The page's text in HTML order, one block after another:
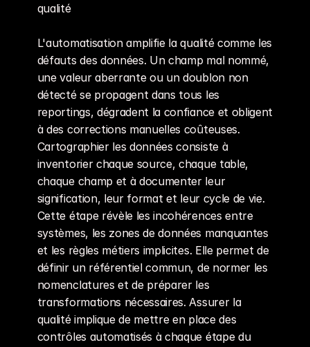
qualité
L'automatisation amplifie la qualité comme les
défauts des données. Un champ mal nommé,
une valeur aberrante ou un doublon non
détecté se propagent dans tous les
reportings, dégradent la confiance et obligent
à des corrections manuelles coûteuses.
Cartographier les données consiste à
inventorier chaque source, chaque table,
chaque champ et à documenter leur
signification, leur format et leur cycle de vie.
Cette étape révèle les incohérences entre
systèmes, les zones de données manquantes
et les règles métiers implicites. Elle permet de
définir un référentiel commun, de normer les
nomenclatures et de préparer les
transformations nécessaires. Assurer la
qualité implique de mettre en place des
contrôles automatisés à chaque étape du